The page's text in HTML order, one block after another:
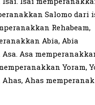
Salomo dari
Rehabeam,
Abia, Abia
Asa
Yoram,
Ahas